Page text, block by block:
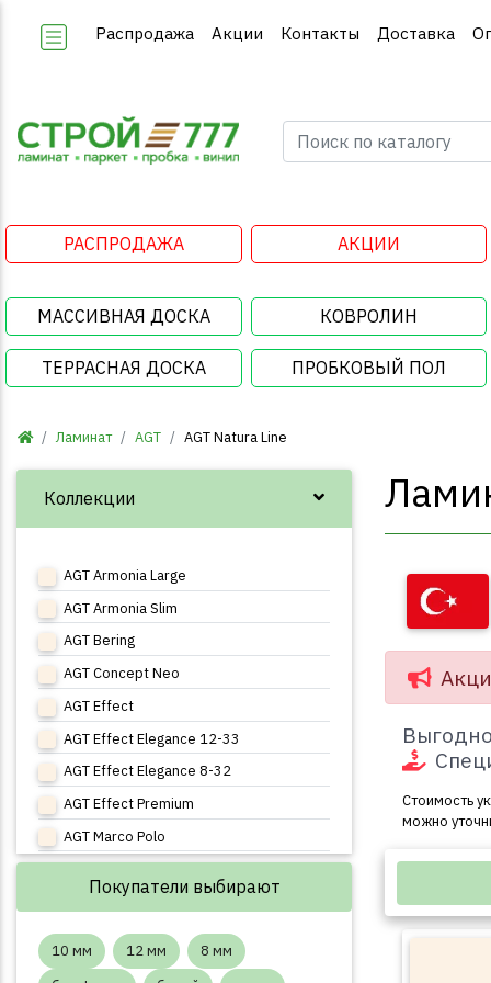
Распродажа Акции Контакты Доставка
РАСПРОДАЖА АКЦИИ
МАССИВНАЯ ДОСКА КОВРОЛИН
ТЕРРАСНАЯ ДОСКА ПРОБКОВЫЙ ПОЛ
Ламинат AGT AGT Natura Line
Коллекции
AGT Armonia Large
AGT Armonia Slim
AGT Bering
AGT Concept Neo
AGT Effect
AGT Effect Elegance 12-33
AGT Effect Elegance 8-32
AGT Effect Premium
AGT Marco Polo
AGT Marco Polo Premium
AGT Natura Line
AGT Natura Select
Покупатели выбирают
10 мм 12 мм
8 мм
Стоимость
можно